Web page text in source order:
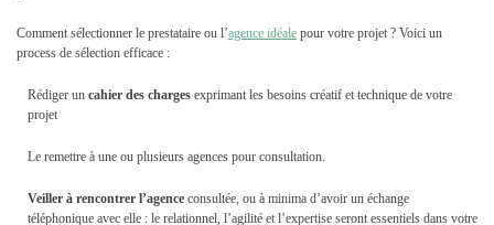
Comment sélectionner le prestataire ou l’agence idéale pour votre projet ? Voici un
process de sélection efficace :
Rédiger un cahier des charges exprimant les besoins créatif et technique de votre
projet
Le remettre à une ou plusieurs agences pour consultation.
Veiller à rencontrer l’agence consultée, ou à minima d’avoir un échange
téléphonique avec elle : le relationnel, l’agilité et l’expertise seront essentiels dans votre